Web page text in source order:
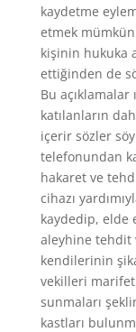
kaydetme
etmek
kişinin hukuka
ettiğinden de
Bu açıklamalar
katılanların
içerir sözler
telefonundan
hakaret ve
cihazı
kaydedip, elde
aleyhine tehdit
kendilerinin
vekilleri
sunmaları
kastları